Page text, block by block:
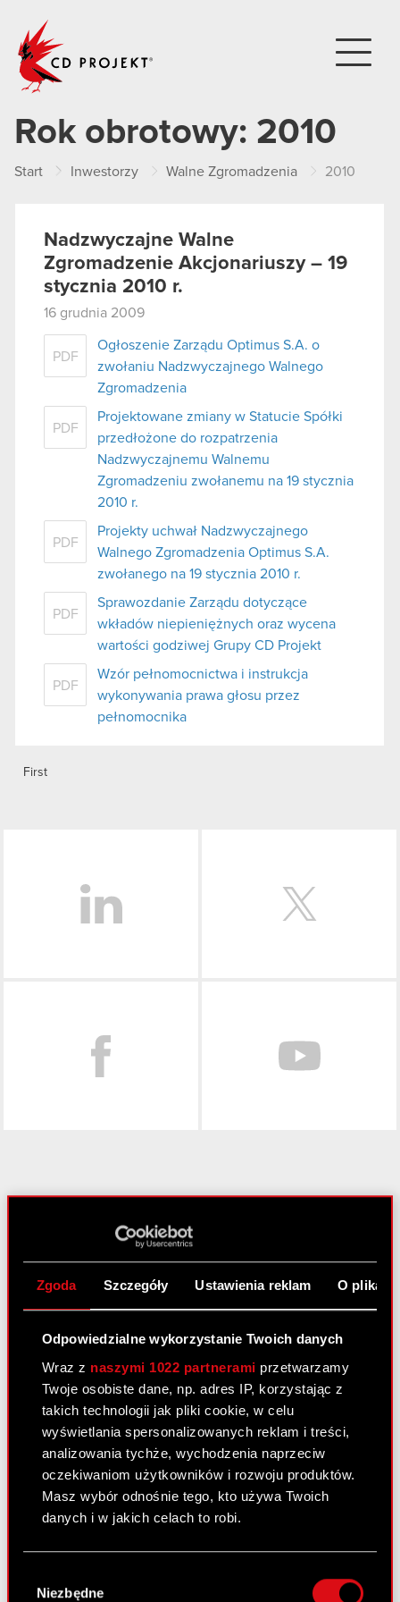
Zgoda Szczegóły Ustawienia reklam O
Odpowiedzialne wykorzystanie Twoich danych
Wraz z naszymi 1022 partnerami przetwarzamy
Twoje osobiste dane, np. adres IP, korzystając z
takich technologii jak pliki cookie, w celu
wyświetlania spersonalizowanych reklam i treści,
analizowania tychże, wychodzenia naprzeciw
oczekiwaniom użytkowników i rozwoju produktów.
Masz wybór odnośnie tego, kto używa Twoich
danych i w jakich celach to robi.
Gromadzić dane dotyczące Twojej
zgody
Niezbędne
Rok obrotowy: 2010
Start Inwestorzy Walne Zgromadzenia 2010
Nadzwyczajne Walne
Zgromadzenie Akcjonariuszy – 19
stycznia 2010 r.
16 grudnia 2009
PDF
Ogłoszenie Zarządu Optimus S.A. o
zwołaniu Nadzwyczajnego Walnego
Zgromadzenia
PDF
Projektowane zmiany w Statucie Spółki
przedłożone do rozpatrzenia
Nadzwyczajnemu Walnemu
Zgromadzeniu zwołanemu na 19 stycznia
2010 r.
PDF
Projekty uchwał Nadzwyczajnego
Walnego Zgromadzenia Optimus S.A.
zwołanego na 19 stycznia 2010 r.
PDF
Sprawozdanie Zarządu dotyczące
wkładów niepieniężnych oraz wycena
wartości godziwej Grupy CD Projekt
PDF
Wzór pełnomocnictwa i instrukcja
wykonywania prawa głosu przez
pełnomocnika
First
O CD PROJEKT
Grupa Kapitałowa
Inwestorzy
Zrównoważony rozwój
Media
Kariera
Kontakt
Szukaj
Produkty
Cyberpunk 2077: Widmo Wolności
Cyberpunk 2077